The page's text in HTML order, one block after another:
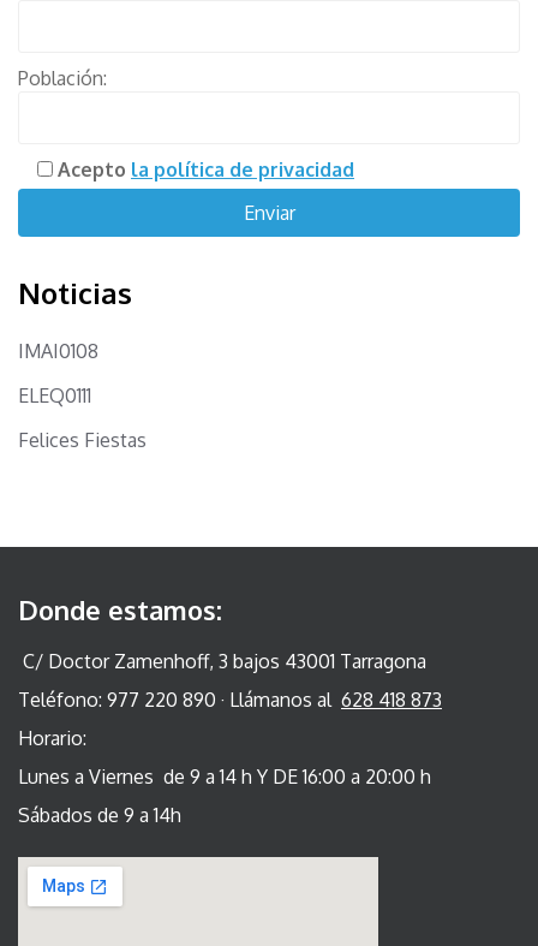
Población:
Acepto la política de privacidad
Noticias
IMAI0108
ELEQ0111
Felices Fiestas
Donde estamos:
C/ Doctor Zamenhoff, 3 bajos 43001 Tarragona
Teléfono: 977 220 890 · Llámanos al 628 418 873
Horario:
Lunes a Viernes de 9 a 14 h Y DE 16:00 a 20:00 h
Sábados de 9 a 14h